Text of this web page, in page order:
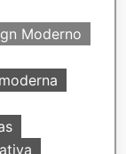
Moderno